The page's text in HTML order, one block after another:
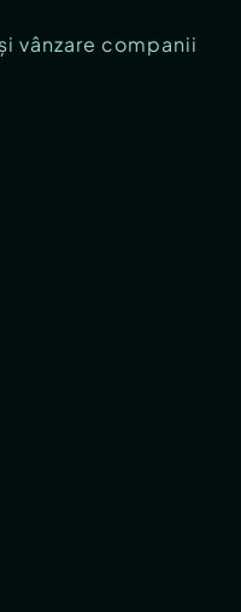
vânzare companii